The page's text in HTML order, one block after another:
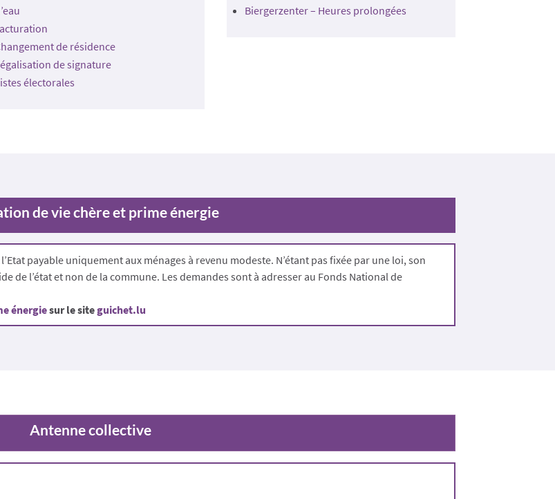
de résidence
de signature
électorales
Biergerzenter – Heures prolongées
de vie chère et prime énergie
payable uniquement aux ménages à revenu modeste. N’étant pas fixée par une loi, son
de l’état et non de la commune. Les demandes sont à adresser au Fonds National de
énergiesur le siteguichet.lu
Antenne collective